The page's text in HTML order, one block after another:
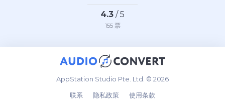
4.3 / 5
155票
AppStation Studio Pte. Ltd. © 2026
联系
隐私政策 使用条款